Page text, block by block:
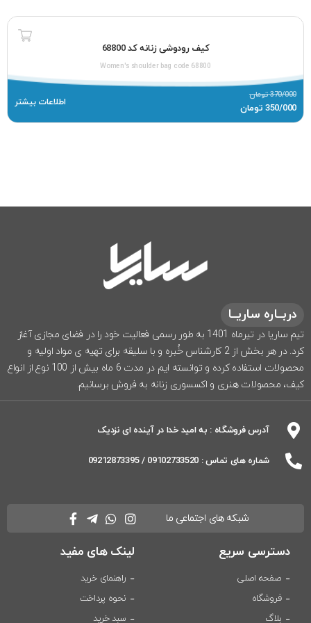
کیف رودوشی زنانه کد 68800
Women's shoulder bag code 68800
370/000تومان
350/000 تومان اطلاعات بیشتر
دربــاره ساریــا
تیم ساریا در تیرماه 1401 به طور رسمی فعالیت خود را در فضای مجازی آغاز
کرد. در هر بخش از 2 کارشناس خُبره و با سلیقه برای تهیه ی مواد اولیه و
محصولات استفاده کرده و توانسته ایم در مدت 6 ماه بیش از 100 نوع از انواع
کیف، محصولات هنری و اکسسوری زنانه به فروش برسانیم.
آدرس فروشگاه : به امید خدا در آینده ای نزدیک
شماره های تماس : 09102733520 / 09212873395
شبکه های اجتماعی ما
دسترسی سریع
صفحه اصلی
فروشگاه
بلاگ
لینک های مفید
راهنمای خرید
نحوه پرداخت
سبد خرید